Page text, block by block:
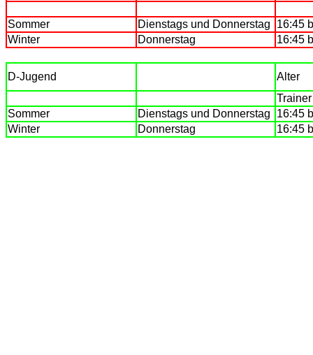
Sommer Dienstags und Donnerstag
16:45
Winter
Donnerstag 16:45
D-Jugend
Alter
Trainer
Sommer
Dienstags und Donnerstag
16:45
Winter
Donnerstag 16:45